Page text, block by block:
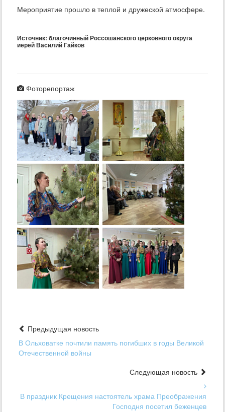
Мероприятие прошло в теплой и дружеской атмосфере.
Источник: благочинный Россошанского церковного округа
иерей Василий Гайков
Фоторепортаж
Предыдущая новость
В Ольховатке почтили память погибших в годы Великой
Отечественной войны
Следующая новость
В праздник Крещения настоятель храма Преображения
Господня посетил беженцев